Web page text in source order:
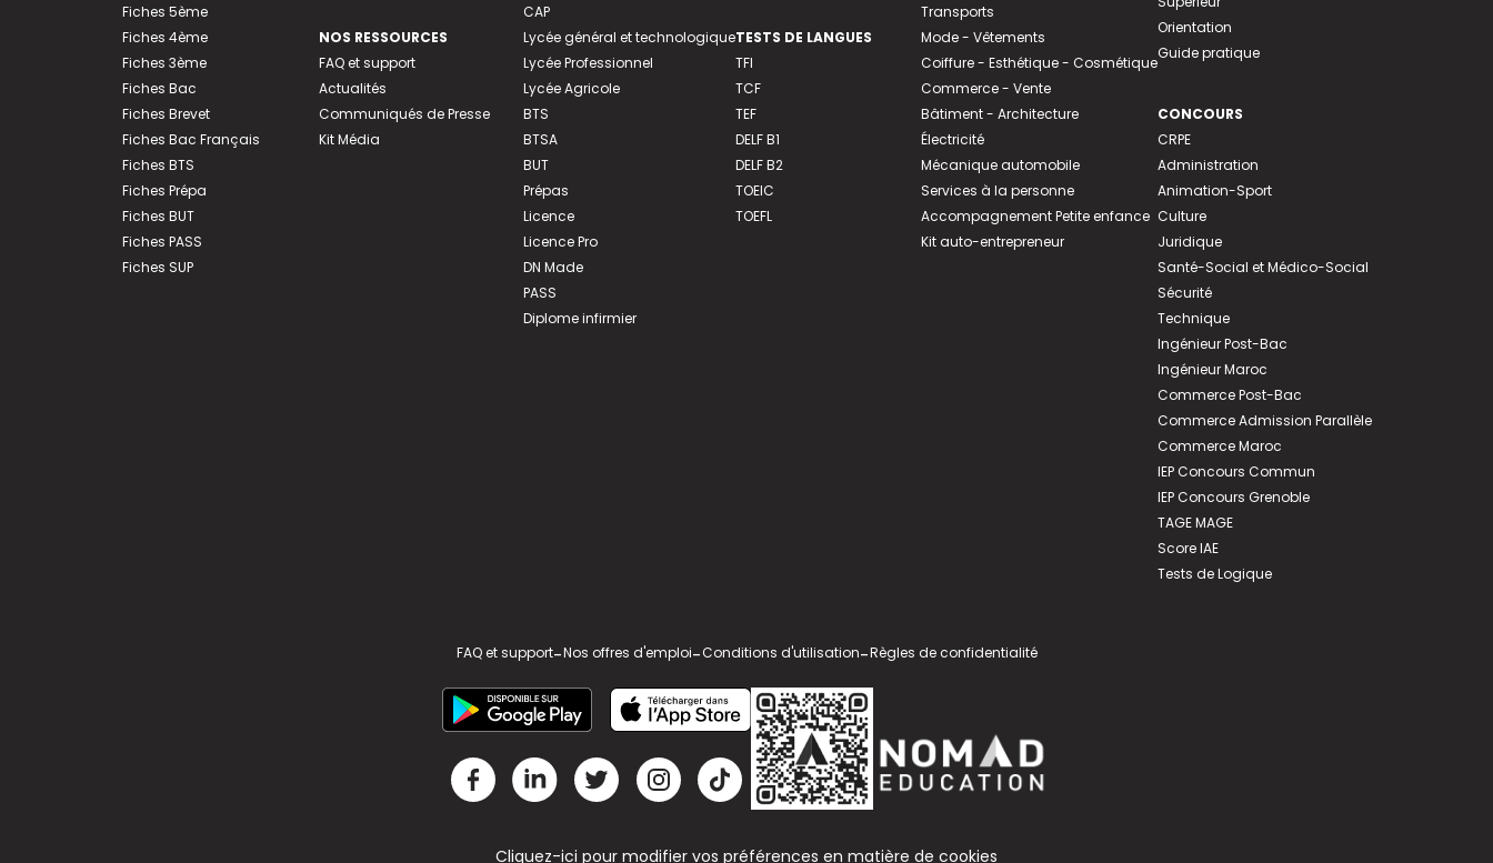
Fiches 5ème
Fiches 4ème
Fiches 3ème
Fiches Bac
Fiches Brevet
Fiches Bac Français
Fiches BTS
Fiches Prépa
Fiches BUT
Fiches PASS
Fiches SUP
NOS RESSOURCES
FAQ et support
Actualités
Communiqués de Presse
Kit Média
CAP
Lycée général et technologique
Lycée Professionnel
Lycée Agricole
BTS
BTSA
BUT
Prépas
Licence
Licence Pro
DN Made
PASS
Diplome infirmier
TESTS DE LANGUES
TFI
TCF
TEF
DELF B1
DELF B2
TOEIC
TOEFL
Transports
Mode - Vêtements
Coiffure - Esthétique - Cosmétique
Commerce - Vente
Bâtiment - Architecture
Électricité
Mécanique automobile
Services à la personne
Accompagnement Petite enfance
Kit auto-entrepreneur
Orientation
Guide pratique
CONCOURS
CRPE
Administration
Animation-Sport
Culture
Juridique
Santé-Social et Médico-Social
Sécurité
Technique
Ingénieur Post-Bac
Ingénieur Maroc
Commerce Post-Bac
Commerce Admission Parallèle
Commerce Maroc
IEP Concours Commun
IEP Concours Grenoble
TAGE MAGE
Score IAE
Tests de Logique
FAQ et support-Nos offres d'emploi-Conditions d'utilisation-Règles de confidentialité
Cliquez-ici pour modifier vos préférences en matière de cookies